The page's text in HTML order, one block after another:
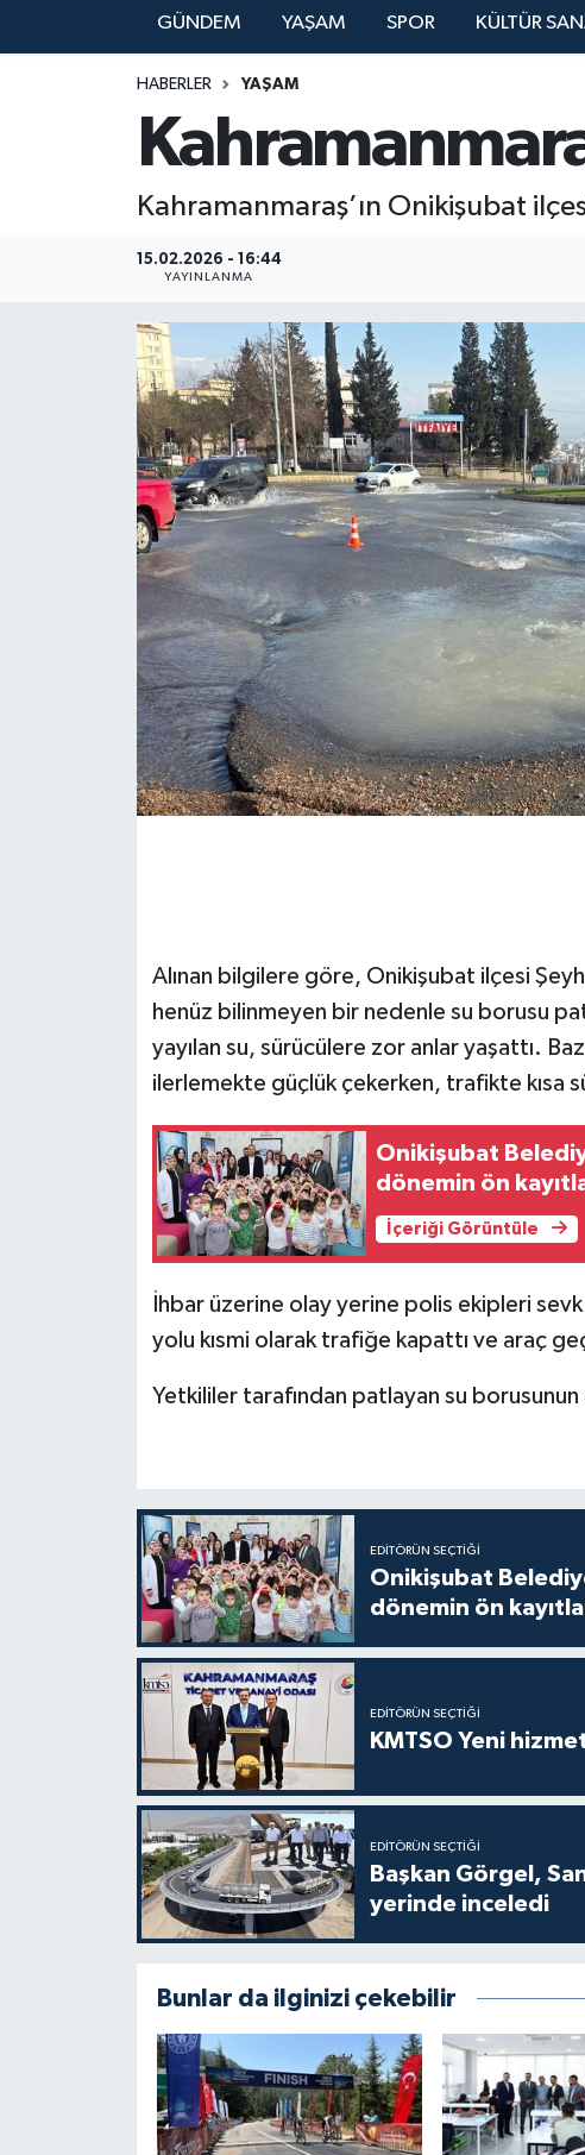
GÜNDEM YAŞAM SPOR KÜLTÜR
HABERLER YAŞAM
Kahramanmaraş’ın Onikişubat
15.02.2026 - 16:44
YAYINLANMA
Alınan bilgilere göre, Onikişubat ilçesi
henüz bilinmeyen bir nedenle su borusu
yayılan su, sürücülere zor anlar yaşattı.
ilerlemekte güçlük çekerken, trafikte kısa
Onikişubat
dönemin ön
İçeriği Görüntüle
İhbar üzerine olay yerine polis ekipleri
yolu kısmi olarak trafiğe kapattı ve araç
Yetkililer tarafından patlayan su borusunun
EDITÖRÜN SEÇTIĞI
Onikişubat
dönemin ön
EDITÖRÜN SEÇTIĞI
KMTSO Yeni
EDITÖRÜN SEÇTIĞI
Başkan Görgel,
yerinde inceledi
Bunlar da ilginizi çekebilir